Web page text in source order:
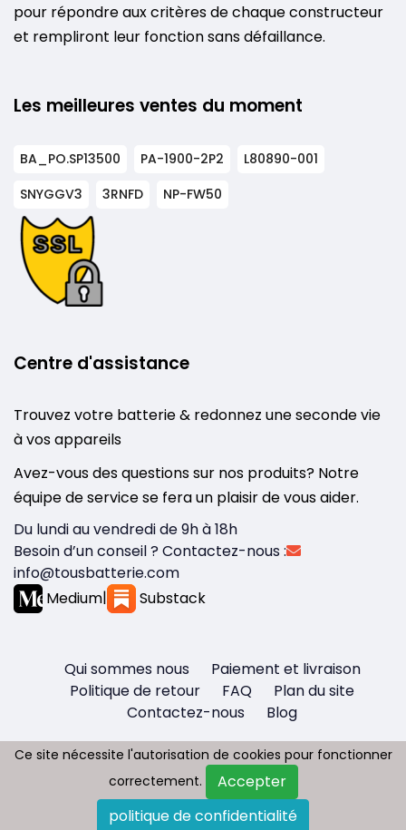
pour répondre aux critères de chaque constructeur
et rempliront leur fonction sans défaillance.
Les meilleures ventes du moment
BA_PO.SP13500 PA-1900-2P2
L80890-001
SNYGGV3
3RNFD NP-FW50
Centre d'assistance
Trouvez votre batterie & redonnez une seconde vie
à vos appareils
Avez-vous des questions sur nos produits? Notre
équipe de service se fera un plaisir de vous aider.
Du lundi au vendredi de 9h à 18h
Besoin d’un conseil ? Contactez-nous :
info@tousbatterie.com
Medium| Substack
Qui sommes nous
Paiement et livraison
Politique de retour
FAQ
Plan du site
Contactez-nous
Blog
Copyright © 2026 - Tous droit réservés
Tousbatterie.com
Ce site nécessite l'autorisation de cookies pour fonctionner
correctement.
Accepter
politique de confidentialité
Ce site nécessite l'autorisation de cookies pour fonctionner
correctement.
Accepter
politique de confidentialité